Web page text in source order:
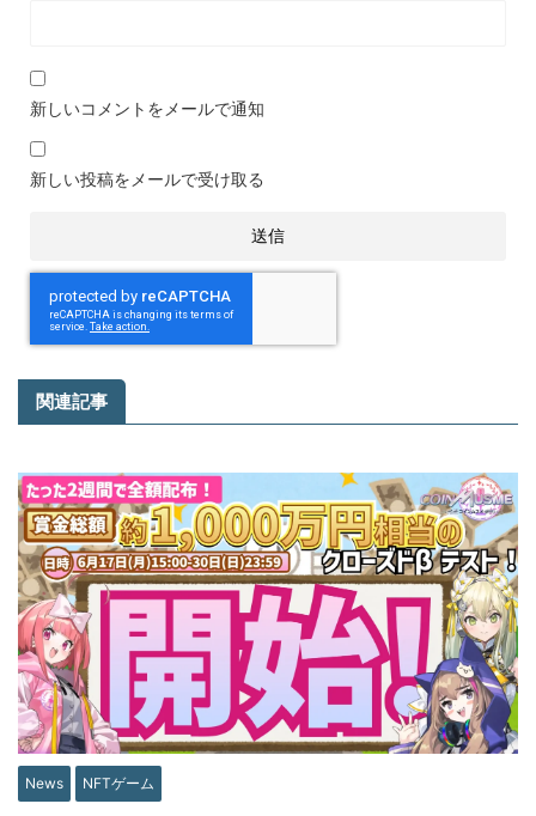
新しいコメントをメールで通知
新しい投稿をメールで受け取る
関連記事
News NFTゲーム